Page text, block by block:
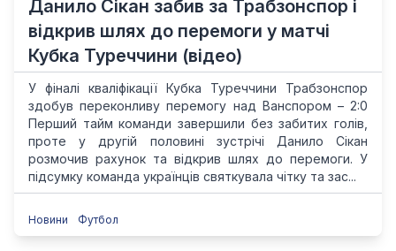
Данило Сікан забив за Трабзонспор і
відкрив шлях до перемоги у матчі
Кубка Туреччини (відео)
У фіналі кваліфікації Кубка Туреччини Трабзонспор
здобув переконливу перемогу над Ванспором – 2:0
Перший тайм команди завершили без забитих голів,
проте у другій половині зустрічі Данило Сікан
розмочив рахунок та відкрив шлях до перемоги. У
підсумку команда українців святкувала чітку та зас...
Новини Футбол